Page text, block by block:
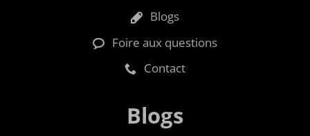
Blogs
Foire aux questions
Contact
Blogs